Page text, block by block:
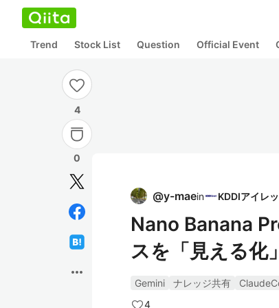
Trend Stock List Question Official Event
4
0
more_horiz
@y-maein
Nano Banana
スを「見える化
Gemini ナレッジ共有
4